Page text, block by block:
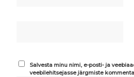
Salvesta minu nimi, e-posti- ja
veebilehitsejasse järgmiste